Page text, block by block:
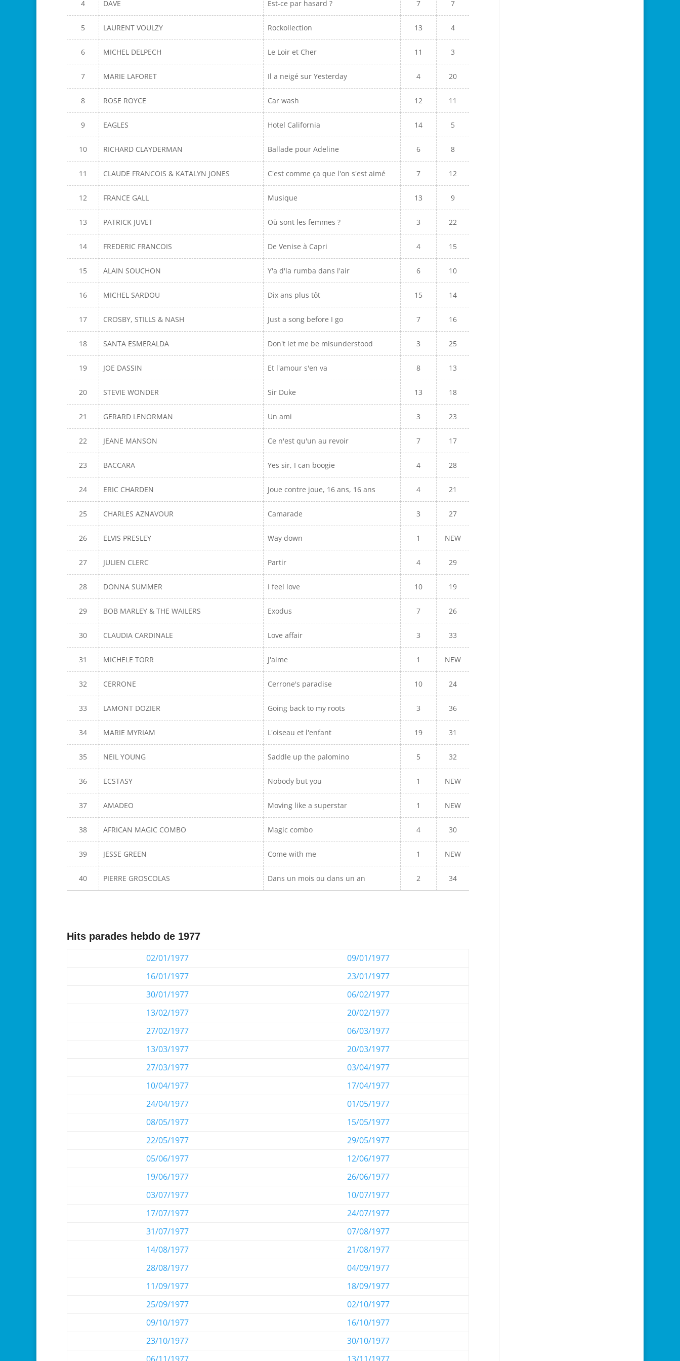
4 DAVE Est-ce par hasard ? 7 7
5 LAURENT VOULZY Rockollection 13 4
6 MICHEL DELPECH Le Loir et Cher 11 3
7 MARIE LAFORET Il a neigé sur Yesterday 4 20
8 ROSE ROYCE Car wash 12 11
9 EAGLES Hotel California 14 5
10 RICHARD CLAYDERMAN Ballade pour Adeline 6 8
11 CLAUDE FRANCOIS & KATALYN JONES C'est comme ça que l'on s'est aimé 7 12
12 FRANCE GALL Musique 13 9
13 PATRICK JUVET Où sont les femmes ? 3 22
14 FREDERIC FRANCOIS De Venise à Capri 4 15
15 ALAIN SOUCHON Y'a d'la rumba dans l'air 6 10
16 MICHEL SARDOU Dix ans plus tôt 15 14
17 CROSBY, STILLS & NASH Just a song before I go 7 16
18 SANTA ESMERALDA Don't let me be misunderstood 3 25
19 JOE DASSIN Et l'amour s'en va 8 13
20 STEVIE WONDER Sir Duke 13 18
21 GERARD LENORMAN Un ami 3 23
22 JEANE MANSON Ce n'est qu'un au revoir 7 17
23 BACCARA Yes sir, I can boogie 4 28
24 ERIC CHARDEN Joue contre joue, 16 ans, 16 ans 4 21
25 CHARLES AZNAVOUR Camarade 3 27
26 ELVIS PRESLEY Way down 1 NEW
27 JULIEN CLERC Partir 4 29
28 DONNA SUMMER I feel love 10 19
29 BOB MARLEY & THE WAILERS Exodus 7 26
30 CLAUDIA CARDINALE Love affair 3 33
31 MICHELE TORR J'aime 1 NEW
32 CERRONE Cerrone's paradise 10 24
33 LAMONT DOZIER Going back to my roots 3 36
34 MARIE MYRIAM L'oiseau et l'enfant 19 31
35 NEIL YOUNG Saddle up the palomino 5 32
36 ECSTASY Nobody but you 1 NEW
37 AMADEO Moving like a superstar 1 NEW
38 AFRICAN MAGIC COMBO Magic combo 4 30
39 JESSE GREEN Come with me 1 NEW
40 PIERRE GROSCOLAS Dans un mois ou dans un an 2 34
Hits parades hebdo de 1977
02/01/1977
09/01/1977
16/01/1977
23/01/1977
30/01/1977
06/02/1977
13/02/1977
20/02/1977
27/02/1977
06/03/1977
13/03/1977
20/03/1977
27/03/1977
03/04/1977
10/04/1977
17/04/1977
24/04/1977
01/05/1977
08/05/1977
15/05/1977
22/05/1977
29/05/1977
05/06/1977
12/06/1977
19/06/1977
26/06/1977
03/07/1977
10/07/1977
17/07/1977
24/07/1977
31/07/1977
07/08/1977
14/08/1977
21/08/1977
28/08/1977
04/09/1977
11/09/1977
18/09/1977
25/09/1977
02/10/1977
09/10/1977
16/10/1977
23/10/1977
30/10/1977